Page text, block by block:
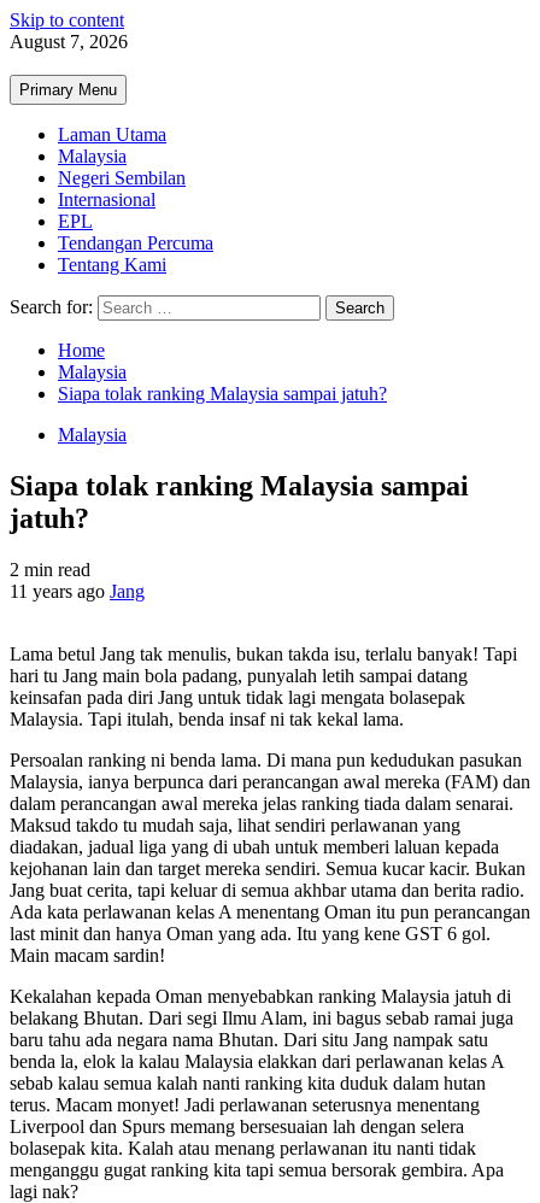
Skip to content
August 7, 2026
Primary Menu
Laman Utama
Malaysia
Negeri Sembilan
Internasional
EPL
Tendangan Percuma
Tentang Kami
Search for:
Home
Malaysia
Siapa tolak ranking Malaysia sampai jatuh?
Malaysia
Siapa tolak ranking Malaysia sampai
jatuh?
2 min read
11 years ago Jang
Lama betul Jang tak menulis, bukan takda isu, terlalu banyak! Tapi
hari tu Jang main bola padang, punyalah letih sampai datang
keinsafan pada diri Jang untuk tidak lagi mengata bolasepak
Malaysia. Tapi itulah, benda insaf ni tak kekal lama.
Persoalan ranking ni benda lama. Di mana pun kedudukan pasukan
Malaysia, ianya berpunca dari perancangan awal mereka (FAM) dan
dalam perancangan awal mereka jelas ranking tiada dalam senarai.
Maksud takdo tu mudah saja, lihat sendiri perlawanan yang
diadakan, jadual liga yang di ubah untuk memberi laluan kepada
kejohanan lain dan target mereka sendiri. Semua kucar kacir. Bukan
Jang buat cerita, tapi keluar di semua akhbar utama dan berita radio.
Ada kata perlawanan kelas A menentang Oman itu pun perancangan
last minit dan hanya Oman yang ada. Itu yang kene GST 6 gol.
Main macam sardin!
Kekalahan kepada Oman menyebabkan ranking Malaysia jatuh di
belakang Bhutan. Dari segi Ilmu Alam, ini bagus sebab ramai juga
baru tahu ada negara nama Bhutan. Dari situ Jang nampak satu
benda la, elok la kalau Malaysia elakkan dari perlawanan kelas A
sebab kalau semua kalah nanti ranking kita duduk dalam hutan
terus. Macam monyet! Jadi perlawanan seterusnya menentang
Liverpool dan Spurs memang bersesuaian lah dengan selera
bolasepak kita. Kalah atau menang perlawanan itu nanti tidak
menganggu gugat ranking kita tapi semua bersorak gembira. Apa
lagi nak?